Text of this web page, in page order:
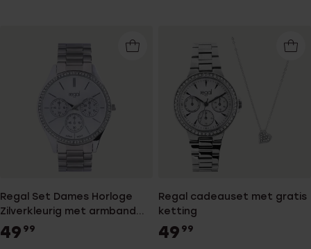
Regal Set Dames Horloge
Zilverkleurig met armband
RG3414-632
49 99
Regal cadeauset met gratis
ketting
49 99